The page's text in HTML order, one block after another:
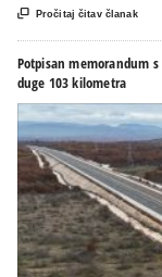
 Pročitaj čitav članak
Potpisan memorandum
duge 103 kilometra